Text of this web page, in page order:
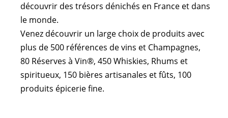
découvrir des trésors dénichés en France et dans
le monde.
Venez découvrir un large choix de produits avec
plus de 500 références de vins et Champagnes,
80 Réserves à Vin®, 450 Whiskies, Rhums et
spiritueux, 150 bières artisanales et fûts, 100
produits épicerie fine.